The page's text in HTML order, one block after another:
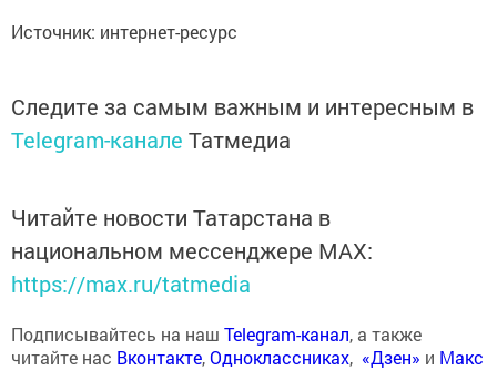
Источник: интернет-ресурс
Следите за самым важным и интересным в
Telegram-канале Татмедиа
Читайте новости Татарстана в
национальном мессенджере MАХ:
https://max.ru/tatmedia
Подписывайтесь на наш Telegram-канал, а также
читайте нас Вконтакте,Одноклассниках, «Дзен» и Макс